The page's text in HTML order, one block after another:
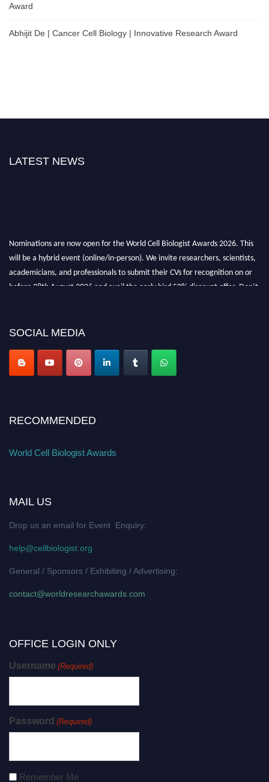
Award
Abhijit De | Cancer Cell Biology | Innovative Research Award
LATEST NEWS
Nominations are now open for the World Cell Biologist Awards 2026. This
will be a hybrid event (online/in-person). We invite researchers, scientists,
academicians, and professionals to submit their CVs for recognition on or
before 28th August 2026 and avail the early bird 50% discount offer. Don’t
SOCIAL MEDIA
RECOMMENDED
World Cell Biologist Awards
MAIL US
Drop us an email for Event Enquiry:
help@cellbiologist.org
General / Sponsors / Exhibiting / Advertising:
contact@worldresearchawards.com
OFFICE LOGIN ONLY
Username (Required)
Password (Required)
Remember Me